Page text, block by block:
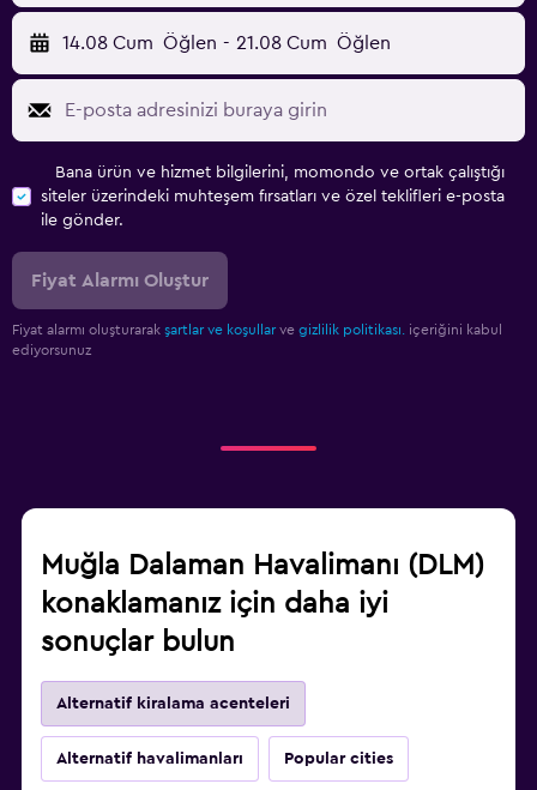
14.08 Cum Öğlen - 21.08 Cum Öğlen
Bana ürün ve hizmet bilgilerini, momondo ve ortak çalıştığı
siteler üzerindeki muhteşem fırsatları ve özel teklifleri e-posta
ile gönder.
Fiyat Alarmı Oluştur
Fiyat alarmı oluşturarak şartlar ve koşullar ve gizlilik politikası. içeriğini kabul
ediyorsunuz
Muğla Dalaman Havalimanı (DLM)
konaklamanız için daha iyi
sonuçlar bulun
Alternatif kiralama acenteleri
Alternatif havalimanları Popular cities